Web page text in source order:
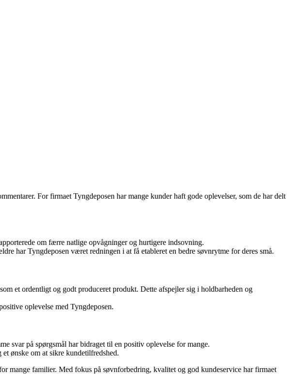
For firmaet Tyngdeposen har mange kunder haft gode oplevelser, som de har delt
om færre natlige opvågninger og hurtigere indsovning.
har Tyngdeposen været redningen i at få etableret en bedre søvnrytme for deres små.
et ordentligt og godt produceret produkt. Dette afspejler sig i holdbarheden og
oplevelse med Tyngdeposen.
svar på spørgsmål har bidraget til en positiv oplevelse for mange.
ønske om at sikre kundetilfredshed.
mange familier. Med fokus på søvnforbedring, kvalitet og god kundeservice har firmaet